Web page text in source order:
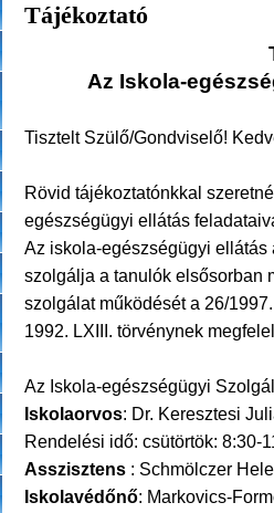
Tájékoztató
Az Iskola-
Tisztelt Szülő/Gondviselő!
Rövid tájékoztatónkkal
egészségügyi ellátás
Az iskola-egészségügyi
szolgálja a tanulók elsősorban
szolgálat működését a 26/
1992. LXIII. törvénynek
Az Iskola-egészségügyi
Iskolaorvos: Dr. Keresztesi
Rendelési idő: csütörtök: 8:30-
Asszisztens : Schmölczer
Iskolavédőnő: Markovics-